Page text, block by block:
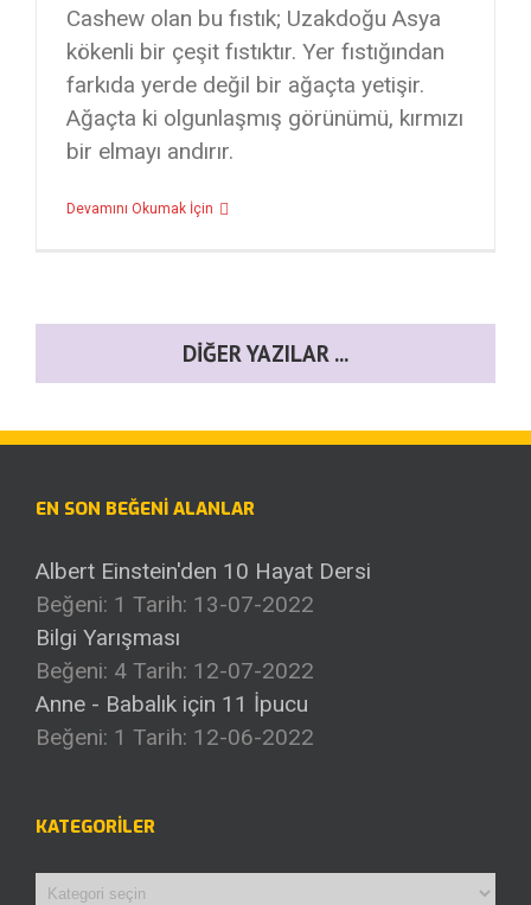
Cashew olan bu fıstık; Uzakdoğu Asya
kökenli bir çeşit fıstıktır. Yer fıstığından
farkıda yerde değil bir ağaçta yetişir.
Ağaçta ki olgunlaşmış görünümü, kırmızı
bir elmayı andırır.
Devamını Okumak İçin
DIĞER YAZILAR ...
EN SON BEĞENI ALANLAR
Albert Einstein'den 10 Hayat Dersi
Beğeni: 1 Tarih: 13-07-2022
Bilgi Yarışması
Beğeni: 4 Tarih: 12-07-2022
Anne - Babalık için 11 İpucu
Beğeni: 1 Tarih: 12-06-2022
KATEGORILER
Kategoriler